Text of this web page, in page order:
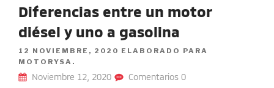
Diferencias entre un motor
diésel y uno a gasolina
POSTED
ON
12 NOVIEMBRE, 2020 ELABORADO PARA
MOTORYSA.
Noviembre 12, 2020 Comentarios 0